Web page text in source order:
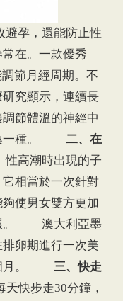
孕，還能防止性
在。一款優秀
節月經周期。不
究顯示，連續長
節體溫的神經中
種。
二、在
潮時出現的子
相當於一次針對
使男女雙方更加
環。 澳大利亞墨
卵期進行一次美
。
三、快走
步走30分鐘，